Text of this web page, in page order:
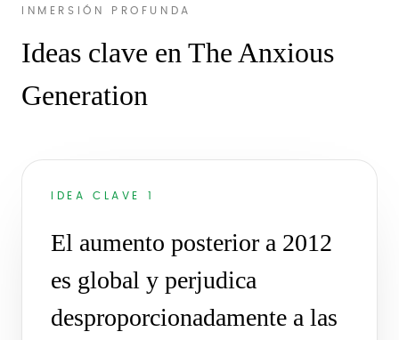
INMERSIÓN PROFUNDA
Ideas clave en The Anxious
Generation
IDEA CLAVE 1
El aumento posterior a 2012
es global y perjudica
desproporcionadamente a las